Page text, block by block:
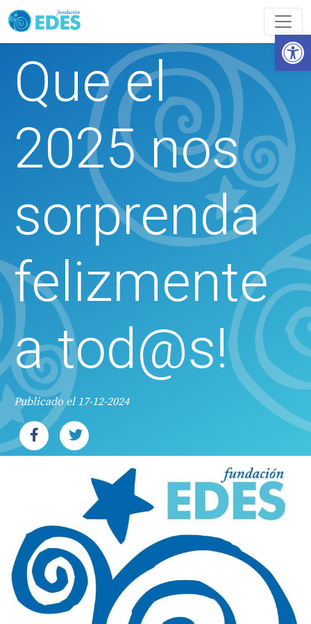
Abrir
Que el
2025 nos
sorprenda
felizmente
a tod@s!
Publicado el 17-12-2024